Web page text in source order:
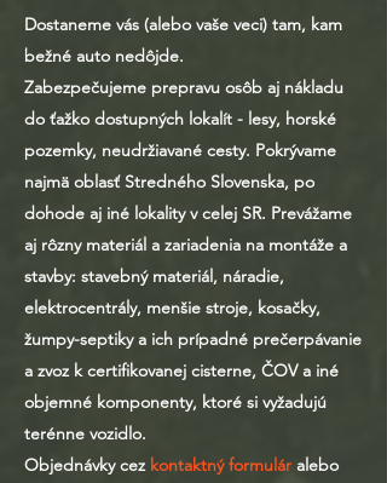
Dostaneme vás (alebo vaše veci) tam, kam
bežné auto nedôjde.
Zabezpečujeme prepravu osôb aj nákladu
do ťažko dostupných lokalít - lesy, horské
pozemky, neudržiavané cesty. Pokrývame
najmä oblasť Stredného Slovenska, po
dohode aj iné lokality v celej SR. Prevážame
aj rôzny materiál a zariadenia na montáže a
stavby: stavebný materiál, náradie,
elektrocentrály, menšie stroje, kosačky,
žumpy-septiky a ich prípadné prečerpávanie
a zvoz k certifikovanej cisterne, ČOV a iné
objemné komponenty, ktoré si vyžadujú
terénne vozidlo.
Objednávky cez kontaktný formulár alebo